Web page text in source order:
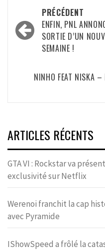
Navigation
d’article
PRÉCÉDENT
ENFIN, PNL
SORTIE D’UN
SEMAINE !
NINHO FEAT NISKA
ARTICLES RÉCENTS
GTA VI : Rockstar va
exclusivité sur Netflix
Werenoi franchit la cap
avec Pyramide
IShowSpeed a frôlé la